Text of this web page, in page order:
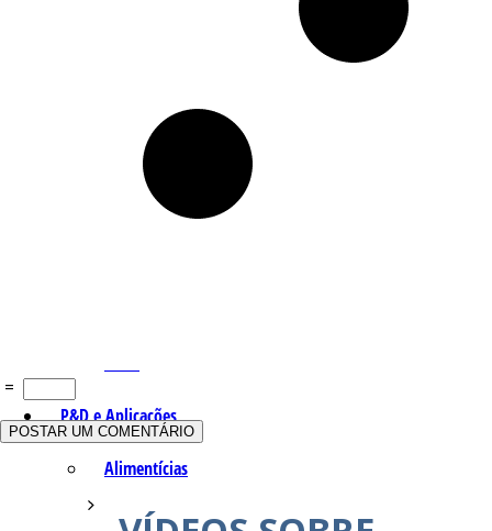
Salicilato de Metila
P&D e Aplicações
Alimentícias
=